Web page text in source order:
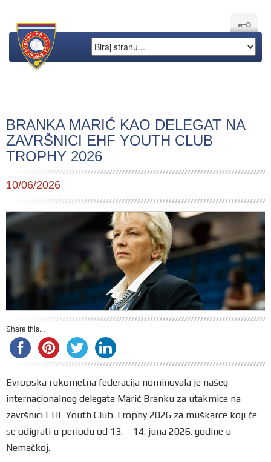
BRANKA MARIĆ KAO DELEGAT NA
ZAVRŠNICI EHF YOUTH CLUB
TROPHY 2026
10/06/2026
Share this...
Evropska rukometna federacija nominovala je našeg
internacionalnog delegata Marić Branku za utakmice na
završnici EHF Youth Club Trophy 2026 za muškarce koji će
se odigrati u periodu od 13. – 14. juna 2026. godine u
Nemačkoj.